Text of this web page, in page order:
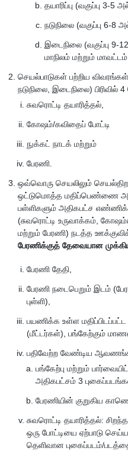
தயாரிப்பு (வகுப்பு 3-5
நடுநிலை (வகுப்பு 6-8
இடைநிலை (வகுப்பு 9-
மாநிலம் மற்றும் மாவட்டம்
செயல்பாடுகள் பற்றிய
நடுநிலை, இடைநிலை)
சுவரொட்டி தயாரித்தல்,
கோஷம்/கவிதைப் போட்டி
நுக்கட் நாடக் மற்றும்
பேரணி.
ஒவ்வொரு செயலிலும்
ஒட்டுமொத்த மதிப்பெண்ணை
பள்ளிகளும் அதிகபட்ச
(சுவரொட்டி உருவாக்கம்,
மற்றும் பேரணி) நடத்த
பேரணிக்குத் தேவையான
பேரணி தேதி,
பேரணி நடைபெறும் இடம்
புள்ளி),
பயணிக்க உள்ள
(மீட்டர்கள்), பங்கேற்கும்
பதிவேற்ற வேண்டிய
பங்கேற்பு மற்றும்
அதிகபட்சம் 3
பேரணியின் குறுகிய
சுவரொட்டி தயாரித்தல்:
ஒரு போட்டியை ஏற்பாடு
தெளிவான புகைப்படம்/